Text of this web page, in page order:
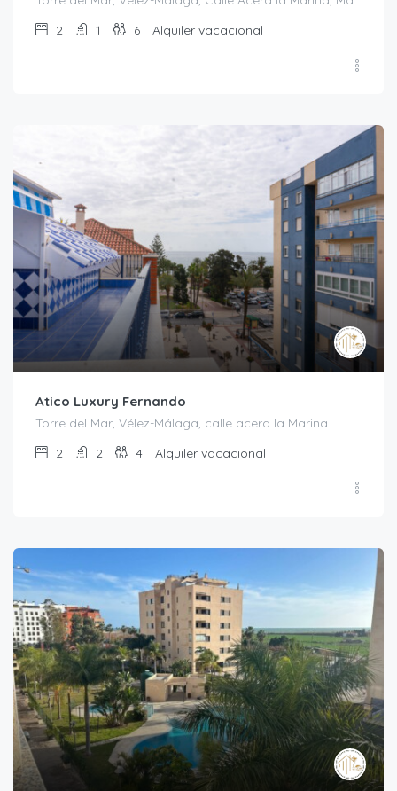
2
1 6 Alquiler vacacional
Atico Luxury Fernando
Torre del Mar, Vélez-Málaga, calle acera la Marina
2
2 4 Alquiler vacacional